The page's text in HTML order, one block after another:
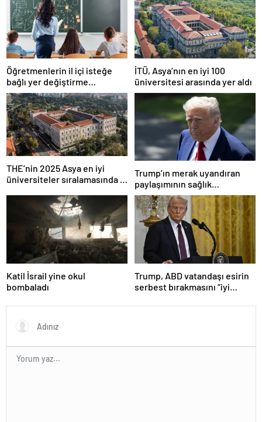
Öğretmenlerin il içi isteğe
bağlı yer değiştirme
başvuruları ne zaman?
İTÜ, Asya’nın en iyi 100
üniversitesi arasında yer aldı
THE’nin 2025 Asya en iyi
üniversiteler sıralamasında 4
Trump’ın merak uyandıran
paylaşımının sağlık
sistemiyle ilgili kararname
olduğu anlaşıldı
Katil İsrail yine okul
bombaladı
Trump, ABD vatandaşı esirin
serbest bırakmasını “iyi
olarak değerlendirdi